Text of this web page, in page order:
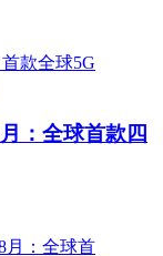
：全球首款四